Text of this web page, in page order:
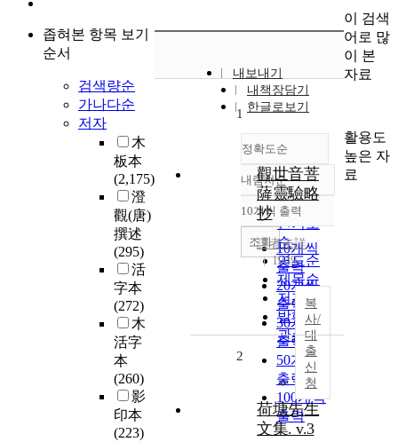
좁혀본 항목 보기
순서
검색량순
가나다순
저자
木
板本
(2,175)
澄
觀(唐)
撰述
(295)
活
字本
(272)
木
活字
本
(260)
影
印本
(223)
내보내기
내책장담기
한글로보기
정확도순
정확도
순
인기도
순
연도순
제목순
저자순
발행기
관순
내림차순
내림차순
10개씩 출력
10개씩
출력
20개씩
출력
30개씩
출력
50개씩
출력
100개씩
출력
조회
1
觀世音菩
薩靈驗略
抄
譯者未詳
1939
복
사/
대
출
신
청
2
荷塘先生
文集. v.3
이 검색
어로 많
이 본
자료
활용도
높은 자
료